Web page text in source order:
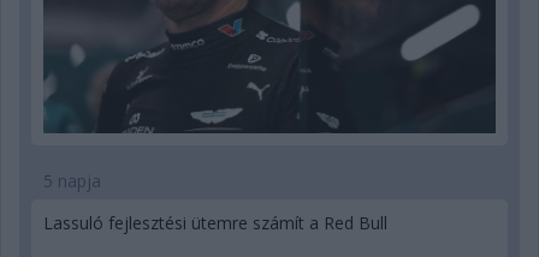
5 napja
Lassuló fejlesztési ütemre számít a Red Bull